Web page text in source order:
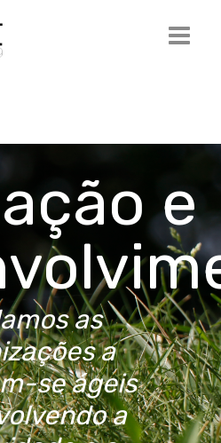
e
as
a
se ágeis
a